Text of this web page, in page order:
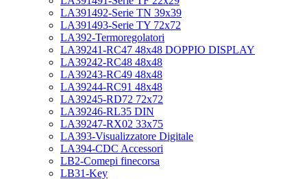
LA391492-Serie TN 39x39
LA391493-Serie TY 72x72
LA392-Termoregolatori
LA39241-RC47 48x48 DOPPIO DISPLAY
LA39242-RC48 48x48
LA39243-RC49 48x48
LA39244-RC91 48x48
LA39245-RD72 72x72
LA39246-RL35 DIN
LA39247-RX02 33x75
LA393-Visualizzatore Digitale
LA394-CDC Accessori
LB2-Comepi finecorsa
LB31-Key